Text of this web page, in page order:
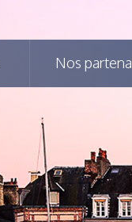
Nos